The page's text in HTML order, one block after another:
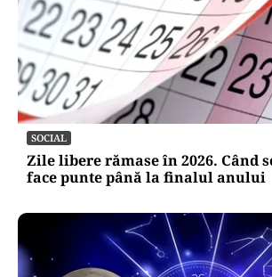
SOCIAL
Zile libere rămase în 2026. Când
face punte până la finalul anului